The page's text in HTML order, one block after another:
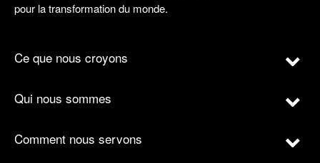
pour la transformation du monde.
Ce que nous croyons
Qui nous sommes
Comment nous servons